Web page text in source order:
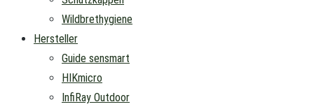
Wildbrethygiene
Hersteller
Guide sensmart
HIKmicro
InfiRay Outdoor